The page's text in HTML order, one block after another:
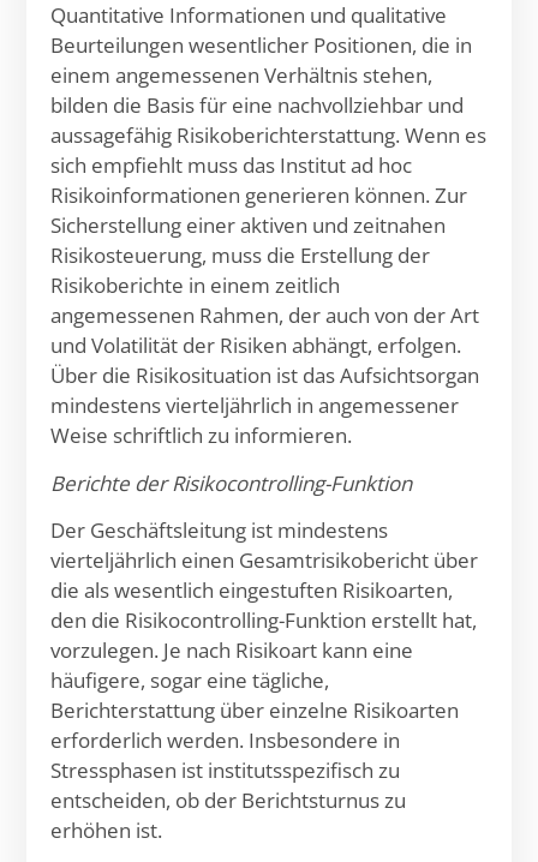
Quantitative Informationen und qualitative
Beurteilungen wesentlicher Positionen, die in
einem angemessenen Verhältnis stehen,
bilden die Basis für eine nachvollziehbar und
aussagefähig Risikoberichterstattung. Wenn es
sich empfiehlt muss das Institut ad hoc
Risikoinformationen generieren können. Zur
Sicherstellung einer aktiven und zeitnahen
Risikosteuerung, muss die Erstellung der
Risikoberichte in einem zeitlich
angemessenen Rahmen, der auch von der Art
und Volatilität der Risiken abhängt, erfolgen.
Über die Risikosituation ist das Aufsichtsorgan
mindestens vierteljährlich in angemessener
Weise schriftlich zu informieren.
Berichte der Risikocontrolling-Funktion
Der Geschäftsleitung ist mindestens
vierteljährlich einen Gesamtrisikobericht über
die als wesentlich eingestuften Risikoarten,
den die Risikocontrolling-Funktion erstellt hat,
vorzulegen. Je nach Risikoart kann eine
häufigere, sogar eine tägliche,
Berichterstattung über einzelne Risikoarten
erforderlich werden. Insbesondere in
Stressphasen ist institutsspezifisch zu
entscheiden, ob der Berichtsturnus zu
erhöhen ist.